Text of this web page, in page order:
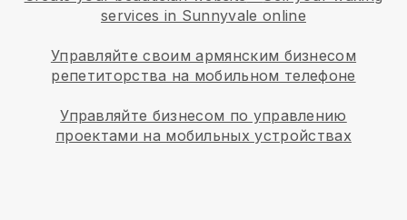
services in Sunnyvale online
Управляйте своим армянским бизнесом
репетиторства на мобильном телефоне
Управляйте бизнесом по управлению
проектами на мобильных устройствах